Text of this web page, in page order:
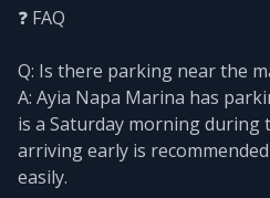
❓ FAQ
Q: Is there parking near the
A: Ayia Napa Marina has
is a Saturday morning during
arriving early is
easily.